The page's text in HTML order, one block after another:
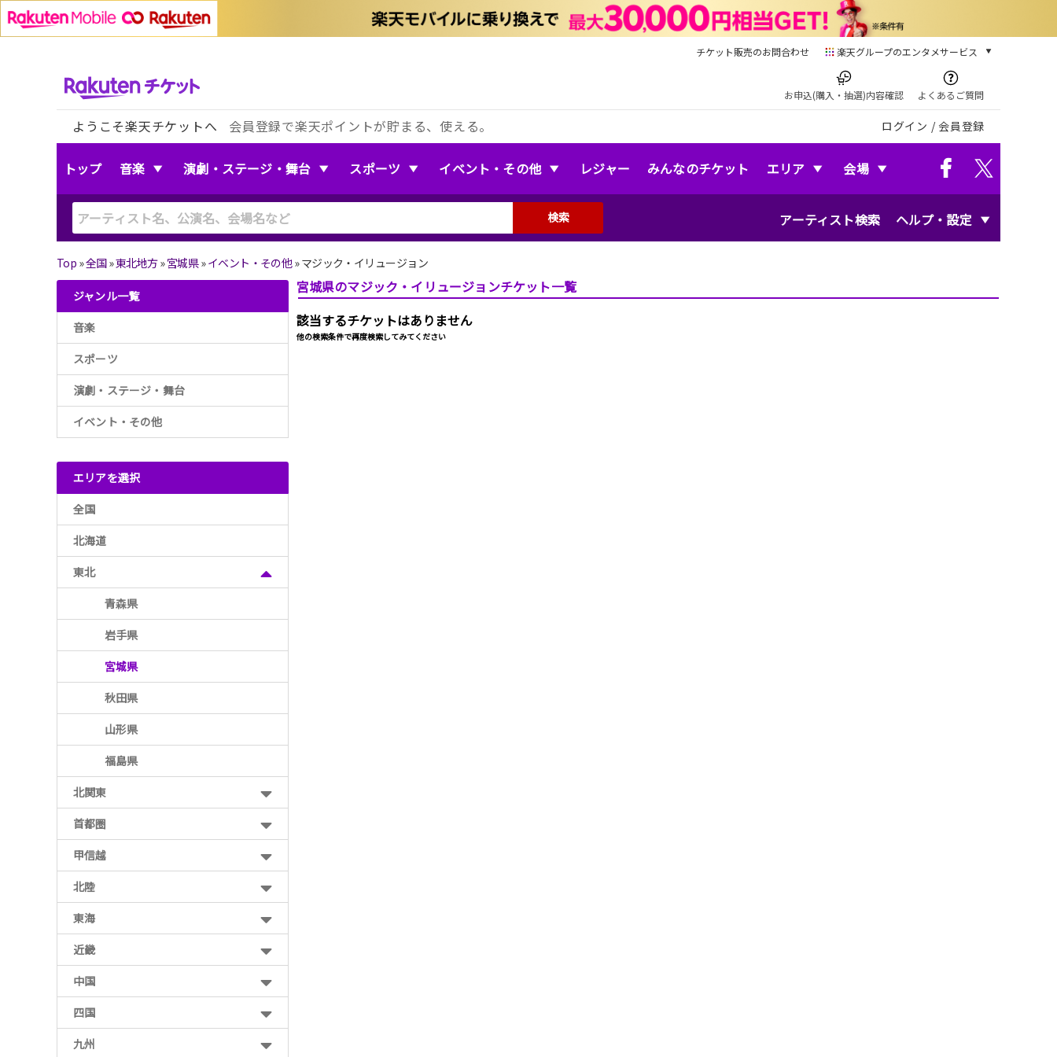
チケット販売のお問合わせ 楽天グループのエンタメサービス
本/ゲーム/CD/DVD
楽天ブックス
電子書籍
楽天Kobo
音楽配信
動画配信ガイド
お申込(購入・抽選)内容確認 よくあるご質問
ようこそ楽天チケットへ 会員登録で楽天ポイントが貯まる、使える。 ログイン / 会員登録
トップ 音楽 演劇・ステージ・舞台 スポーツ イベント・その他 レジャー みんなのチケット エリア 会場
アーティスト検索 ヘルプ・設定
検索
Top »全国»東北地方»宮城県»イベント・その他»マジック・イリュージョン
ジャンル一覧
音楽
スポーツ
演劇・ステージ・舞台
イベント・その他
エリアを選択
全国
北海道
東北
青森県
岩手県
宮城県
秋田県
山形県
福島県
北関東
首都圏
甲信越
北陸
東海
近畿
中国
四国
九州
宮城県のマジック・イリュージョンチケット一覧
該当するチケットはありません
他の検索条件で再度検索してみてください